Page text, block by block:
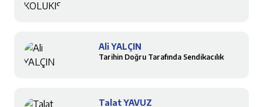
Ali YALÇIN
Tarihin Doğru Tarafında Sendikacılık
Talat YAVUZ